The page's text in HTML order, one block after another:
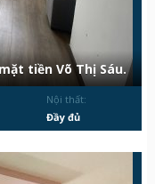
tiền Võ Thị Sáu.
Nội thất:
Đầy đủ